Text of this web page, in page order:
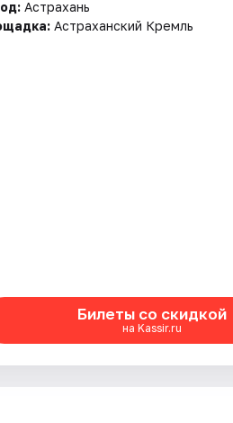
Астрахань
Астраханский Кремль
Билеты со скидкой
на Kassir.ru